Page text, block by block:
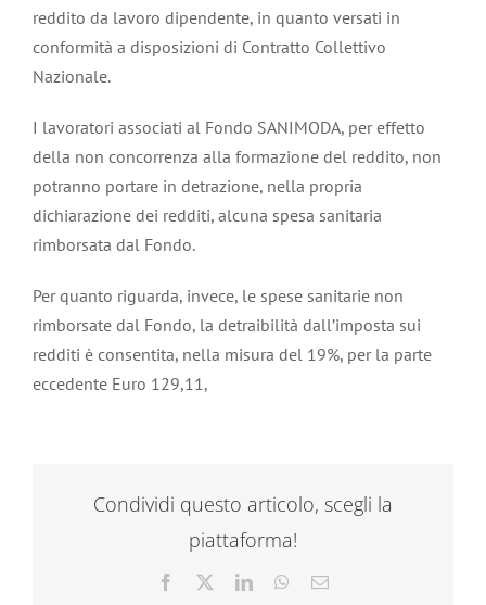
reddito da lavoro dipendente, in quanto versati in
conformità a disposizioni di Contratto Collettivo
Nazionale.
I lavoratori associati al Fondo SANIMODA, per effetto
della non concorrenza alla formazione del reddito, non
potranno portare in detrazione, nella propria
dichiarazione dei redditi, alcuna spesa sanitaria
rimborsata dal Fondo.
Per quanto riguarda, invece, le spese sanitarie non
rimborsate dal Fondo, la detraibilità dall’imposta sui
redditi è consentita, nella misura del 19%, per la parte
eccedente Euro 129,11,
Condividi questo articolo, scegli la
piattaforma!
Facebook LinkedInWhatsApp
Email